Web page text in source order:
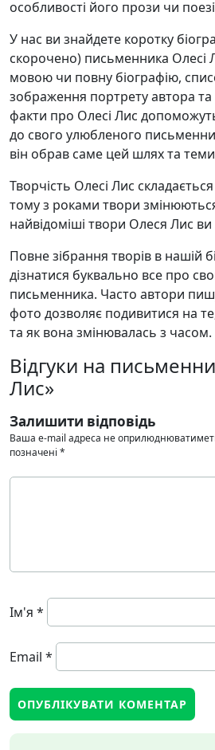
особливості його прози чи
У нас ви знайдете коротку
скорочено) письменника Олесі
мовою чи повну біографію,
зображення портрету автора та
факти про Олесі Лис
до свого улюбленого
він обрав саме цей шлях та теми
Творчість Олесі Лис складається
тому з роками твори
найвідоміші твори Олеся Лис ви
Повне зібрання творів в нашій
дізнатися буквально все про
письменника. Часто автори
фото дозволяє подивитися на
та як вона змінювалась з часом.
Відгуки на
Лис»
Залишити відповідь
Ваша e-mail адреса не
позначені *
Ім'я *
Email *